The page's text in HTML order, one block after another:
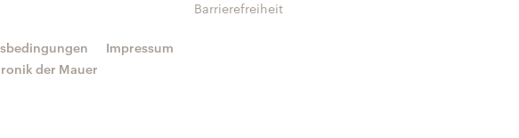
Barrierefreiheit
Impressum
der Mauer